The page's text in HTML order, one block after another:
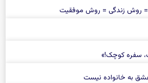
= روش زندگی = روش موفقیت
سفره كوچک!»
به خانواده نیست